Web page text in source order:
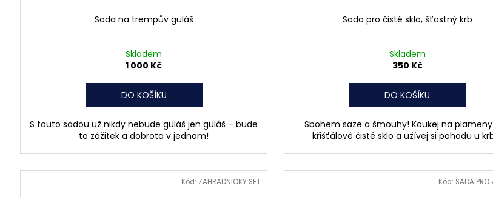
Sada na trempův guláš
Skladem
1 000 Kč
DO KOŠÍKU
S touto sadou už nikdy nebude guláš jen guláš – bude
to zážitek a dobrota v jednom!
Sada pro čisté sklo, šťastný krb
Skladem
350 Kč
DO KOŠÍKU
Sbohem saze a šmouhy! Koukej na plameny
křišťálově čisté sklo a užívej si pohodu u
Kód: ZAHRADNICKY SET Kód: SADA PRO